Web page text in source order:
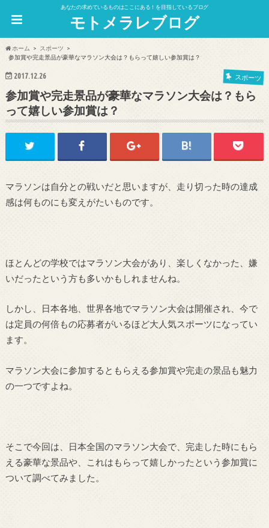
あなたの求めているものはここにある！を目指しているブログ
モトメラレブログ
ホーム
スポーツ
参加賞や完走景品が豪華なマラソン大会は？もらって嬉しい参加賞は？
2017.12.26 スポーツ
参加賞や完走景品が豪華なマラソン大会は？もら
って嬉しい参加賞は？
マラソンは自分との戦いだと思いますが、走り切った時の達成
感は何ものにも変えがたいものです。
ほとんどの学校ではマラソン大会があり、楽しくなかった、嫌
いだったという方も多いかもしれませんね。
しかし、日本各地、世界各地でマラソン大会は開催され、今で
は定員の何倍もの応募者がいるほど大人気スポーツになってい
ます。
マラソン大会に参加するともらえる参加賞や完走の景品も魅力
の一つですよね。
そこで今回は、日本全国のマラソン大会で、完走した時にもら
える豪華な景品や、これはもらって嬉しかったという参加賞に
ついて調べてみました。